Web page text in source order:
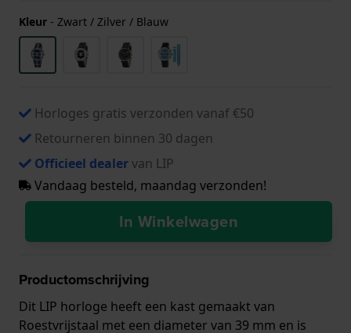
Kleur - Zwart / Zilver / Blauw
Horloges gratis verzonden vanaf €50
Retourneren binnen 30 dagen
Officieel dealervan LIP
Vandaag besteld, maandag verzonden!
In Winkelwagen
Productomschrijving
Dit LIP horloge heeft een kast gemaakt van
Roestvrijstaal met een diameter van 39 mm en is